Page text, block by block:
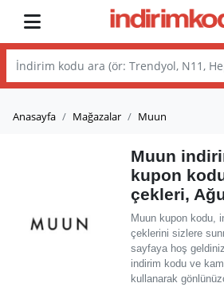
Anasayfa Mağazalar Muun
Muun
kupon
çekleri,
Muun kupon kodu,
çeklerini sizlere
sayfaya hoş
indirim kodu ve
kullanarak